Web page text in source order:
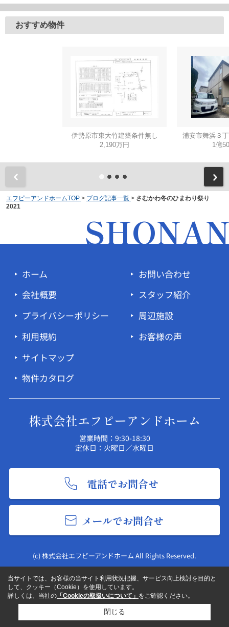
おすすめ物件
伊勢原市東大竹建築条件無し
2,190万円
浦安市舞浜３
1億
エフピーアンドホームTOP > ブログ記事一覧 > さむかわ冬のひまわり祭り
2021
ホーム
会社概要
プライバシーポリシー
利用規約
サイトマップ
物件カタログ
お問い合わせ
スタッフ紹介
周辺施設
お客様の声
株式会社エフピーアンドホーム
営業時間：9:30-18:30
定休日：火曜日／水曜日
電話でお問合せ
メールでお問合せ
(c) 株式会社エフピーアンドホーム All Rights Reserved.
当サイトでは、お客様の当サイト利用状況把握、サービス向上検討を目的と
して、クッキー（Cookie）を使用しています。
詳しくは、当社の 「Cookieの取扱いについて」 をご確認ください。
閉じる